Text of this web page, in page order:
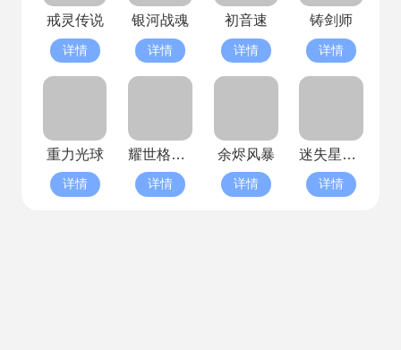
戒灵传说
详情
银河战魂
详情
初音速
详情
铸剑师
详情
重力光球
详情
耀世格斗(已停服)
详情
余烬风暴
详情
迷失星球(已停服)
详情